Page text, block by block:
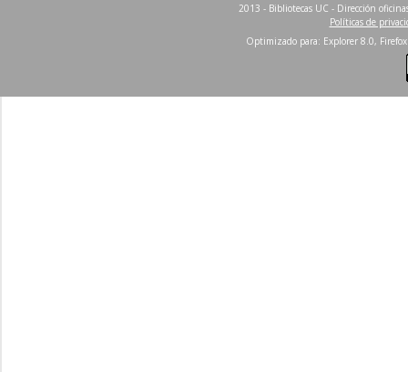
2013 - Bibliotecas UC - Dirección
Políticas de
Optimizado para: Explorer 8.0,